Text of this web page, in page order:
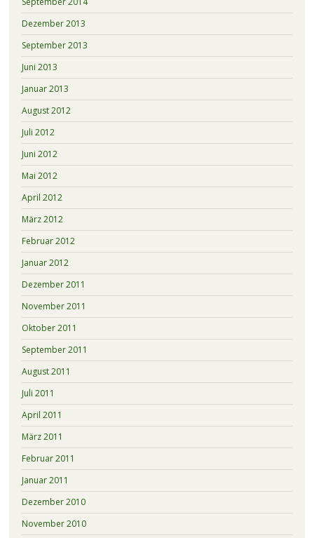
Dezember 2013
September 2013
Juni 2013
Januar 2013
August 2012
Juli 2012
Juni 2012
Mai 2012
April 2012
März 2012
Februar 2012
Januar 2012
Dezember 2011
November 2011
Oktober 2011
September 2011
August 2011
Juli 2011
April 2011
März 2011
Februar 2011
Januar 2011
Dezember 2010
November 2010